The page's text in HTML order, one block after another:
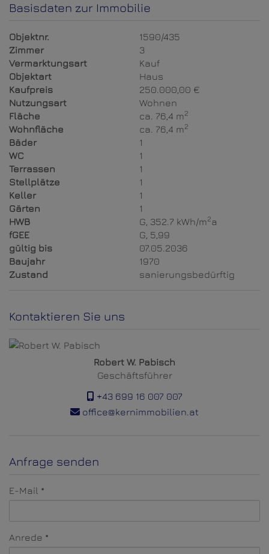
Basisdaten zur Immobilie
Objektnr.
1590/435
Zimmer
3
Vermarktungsart
Kauf
Objektart
Haus
Kaufpreis
250.000,00 €
Nutzungsart
Wohnen
Fläche
ca. 76,4 m2
Wohnfläche ca. 76,4 m2
Bäder
1
WC
1
Terrassen
1
Stellplätze
1
Keller
1
Gärten
1
HWB
G, 352.7 kWh/m2a
fGEE
G, 5,99
gültig bis
07.05.2036
Baujahr
1970
Zustand
sanierungsbedürftig
Kontaktieren Sie uns
Robert W. Pabisch
Geschäftsführer
+43 699 16 007 007
office@kernimmobilien.at
Anfrage senden
E-Mail
Anrede